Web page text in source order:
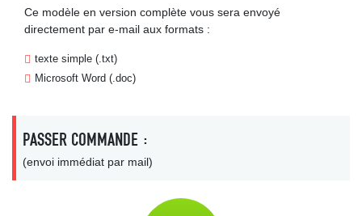
Ce modèle en version complète vous sera envoyé
directement par e-mail aux formats :
texte simple (.txt)
Microsoft Word (.doc)
PASSER COMMANDE :
(envoi immédiat par mail)